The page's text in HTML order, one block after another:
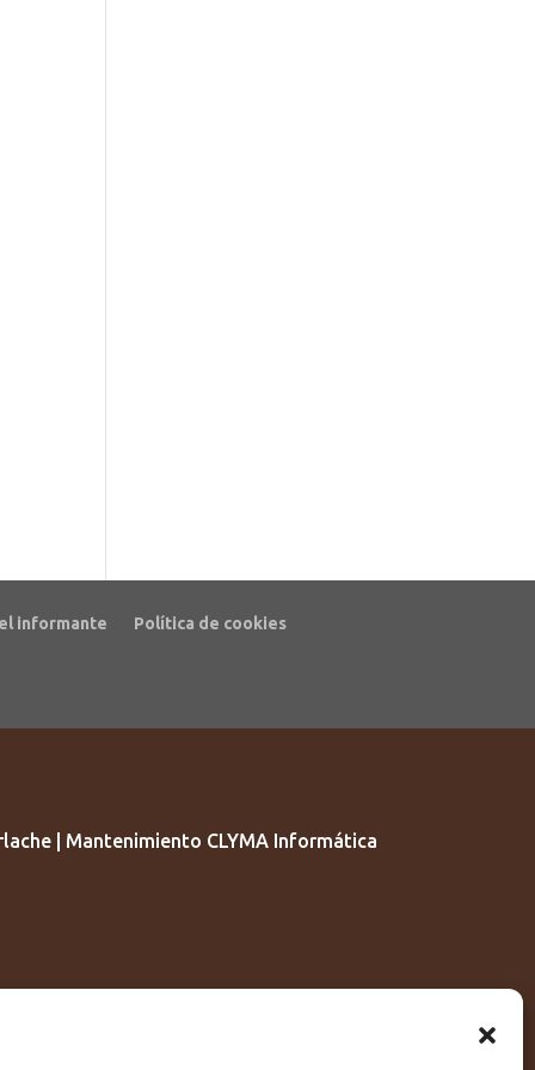
informante Política de cookies
| Mantenimiento CLYMA Informática